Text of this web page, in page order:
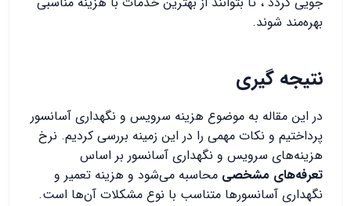
بهره‌مند شوند.
نتیجه گیری
در این مقاله به موضوع هزینه سرویس و نگهداری آسانسور
پرداختیم و نکات مهمی را در این زمینه بررسی کردیم. نرخ
هزینه‌های سرویس و نگهداری آسانسور بر اساس
تعرفه‌های مشخصی محاسبه می‌شود و هزینه تعمیر و
نگهداری آسانسورها متناسب با نوع مشکلات آن‌ها است.